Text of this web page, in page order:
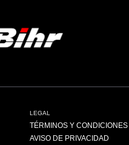
LEGAL
TÉRMINOS Y CONDICIONES
AVISO DE PRIVACIDAD